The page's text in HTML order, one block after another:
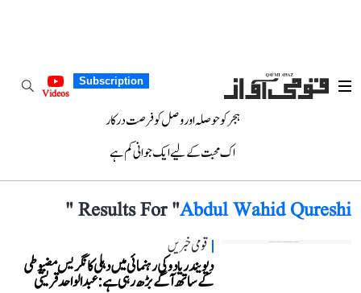
Subscription
Videos
ہجر کو حوصلہ اور وصل کو فرصت درکار
اک محبت کے لیے ایک جوانی کم ہے
Results For "Abdul Wahid Qureshi
"
قومی خبریں
دیویندر یادو کی رہنمائی میں دہلی کانگریس مضبوطی
کے ساتھ آگے بڑھ رہی ہے: عبد الواحد قریشی